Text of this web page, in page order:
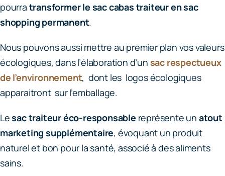
pourra transformer le sac cabas traiteur en sac
shopping permanent.
Nous pouvons aussi mettre au premier plan vos valeurs
écologiques, dans l’élaboration d’un sac respectueux
de l’environnement, dont les logos écologiques
apparaitront sur l’emballage.
Lesac traiteur éco-responsable représente un atout
marketing supplémentaire, évoquant un produit
naturel et bon pour la santé, associé à des aliments
sains.